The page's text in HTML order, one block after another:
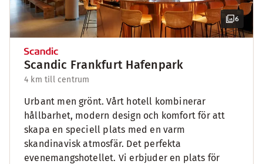
6
Scandic Frankfurt Hafenpark
4 km till centrum
Urbant men grönt. Vårt hotell kombinerar
hållbarhet, modern design och komfort för att
skapa en speciell plats med en varm
skandinavisk atmosfär. Det perfekta
evenemangshotellet. Vi erbjuder en plats för